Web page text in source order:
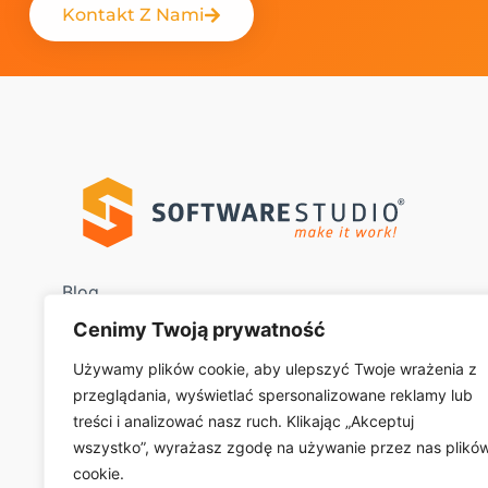
Cenimy Twoją prywatność
Używamy plików cookie, aby ulepszyć Twoje wrażenia z
przeglądania, wyświetlać spersonalizowane reklamy lub
treści i analizować nasz ruch. Klikając „Akceptuj
wszystko”, wyrażasz zgodę na używanie przez nas
cookie.
Kontakt Z Nami
Blog
System WMS
System VSS
System TCS